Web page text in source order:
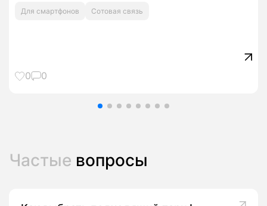
Для смартфонов Сотовая связь
0 0
Частые вопросы